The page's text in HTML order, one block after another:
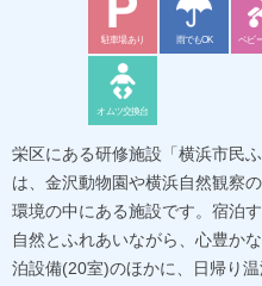
駐車場あり 雨でもOK ベビ
オムツ交換台
栄区にある研修施設「横浜市民
は、金沢動物園や横浜自然観察
環境の中にある施設です。宿泊
自然とふれあいながら、心豊か
泊設備(20室)のほかに、日帰り